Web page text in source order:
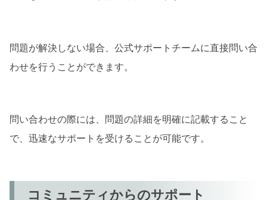
問題が解決しない場合、公式サポートチームに直接問い合
わせを行うことができます。
問い合わせの際には、問題の詳細を明確に記載すること
で、迅速なサポートを受けることが可能です。
コミュニティからのサポート